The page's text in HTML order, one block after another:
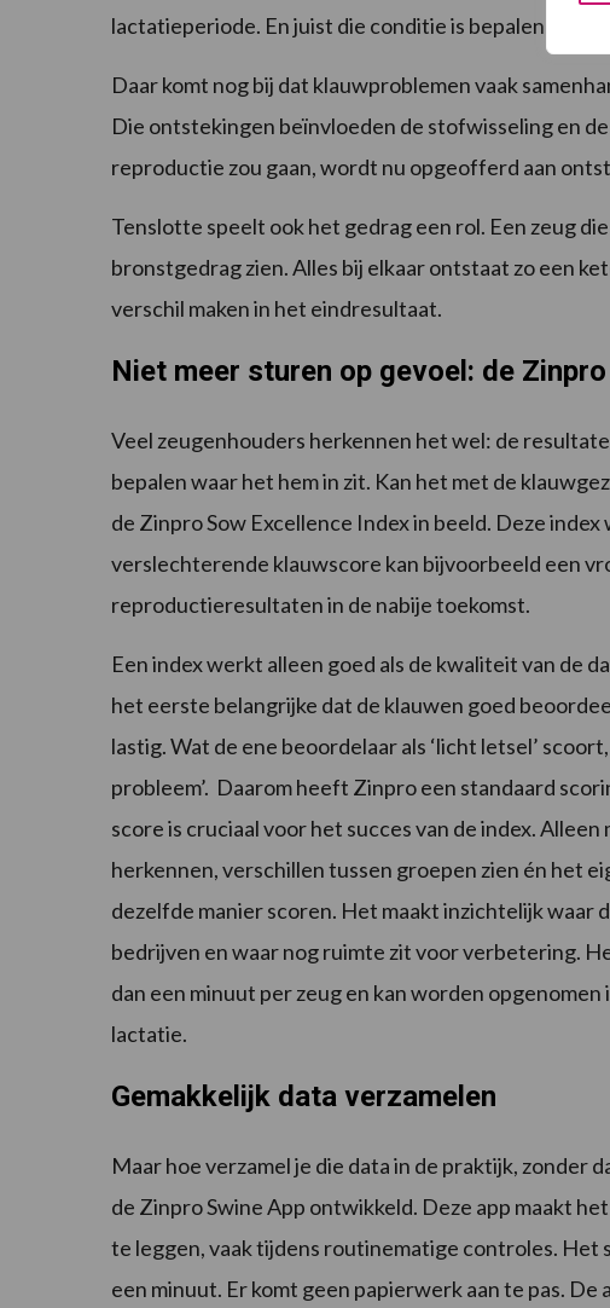
lactatieperiode. En juist die conditie is bepalend voor
Daar komt nog bij dat klauwproblemen vaak
Die ontstekingen beïnvloeden de stofwisseling en
reproductie zou gaan, wordt nu opgeofferd aan
Tenslotte speelt ook het gedrag een rol. Een zeug
bronstgedrag zien. Alles bij elkaar ontstaat zo een
verschil maken in het eindresultaat.
Niet meer sturen op gevoel: de
Veel zeugenhouders herkennen het wel: de
bepalen waar het hem in zit. Kan het met de
de Zinpro Sow Excellence Index in beeld. Deze
verslechterende klauwscore kan bijvoorbeeld een
reproductieresultaten in de nabije toekomst.
Een index werkt alleen goed als de kwaliteit van de
het eerste belangrijke dat de klauwen goed
lastig. Wat de ene beoordelaar als ‘licht letsel’
probleem’. Daarom heeft Zinpro een standaard
score is cruciaal voor het succes van de index.
herkennen, verschillen tussen groepen zien én het
dezelfde manier scoren. Het maakt inzichtelijk waar
bedrijven en waar nog ruimte zit voor verbetering.
dan een minuut per zeug en kan worden
lactatie.
Gemakkelijk data verzamelen
Maar hoe verzamel je die data in de praktijk, zonder
de Zinpro Swine App ontwikkeld. Deze app maakt
te leggen, vaak tijdens routinematige controles. Het
een minuut. Er komt geen papierwerk aan te pas.